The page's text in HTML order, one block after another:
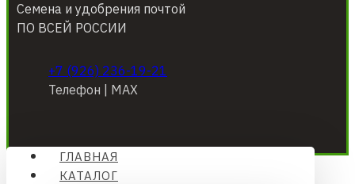
Семена и удобрения почтой
ПО ВСЕЙ РОССИИ
+7 (926) 236-19-21
Телефон | МАХ
ГЛАВНАЯ
КАТАЛОГ